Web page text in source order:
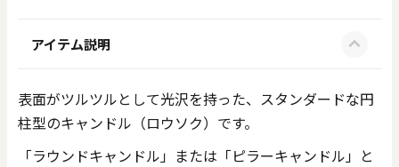
アイテム説明
表面がツルツルとして光沢を持った、スタンダードな円
柱型のキャンドル（ロウソク）です。
「ラウンドキャンドル」または「ピラーキャンドル」と